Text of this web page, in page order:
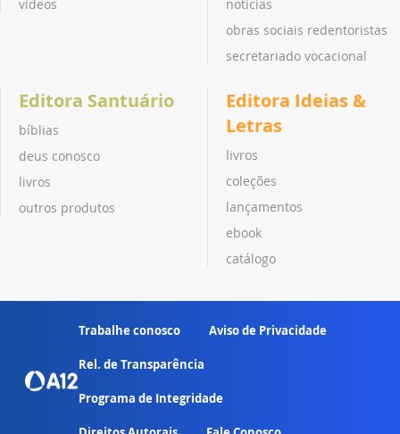
vídeos
notícias
obras sociais redentoristas
secretariado vocacional
Editora Santuário
bíblias
deus conosco
livros
outros produtos
Editora Ideias &
Letras
livros
coleções
lançamentos
ebook
catálogo
Trabalhe conosco Aviso de Privacidade
Rel. de Transparência
Programa de Integridade